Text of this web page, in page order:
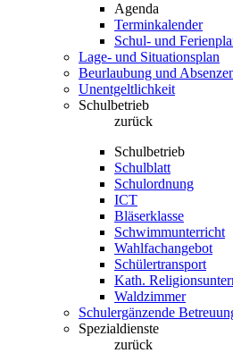
Agenda
Terminkalender
Schul- und
Lage- und Situationsplan
Beurlaubung und
Unentgeltlichkeit
Schulbetrieb
zurück
Schulbetrieb
Schulblatt
Schulordnung
ICT
Bläserklasse
Schwimmunterricht
Wahlfachangebot
Schülertransport
Kath.
Waldzimmer
Schulergänzende
Spezialdienste
zurück